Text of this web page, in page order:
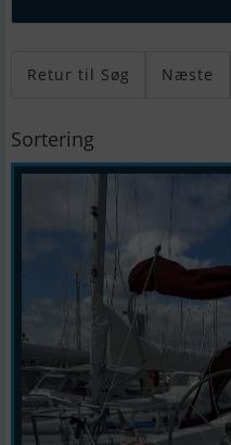
Retur til Søg Næste
Sortering